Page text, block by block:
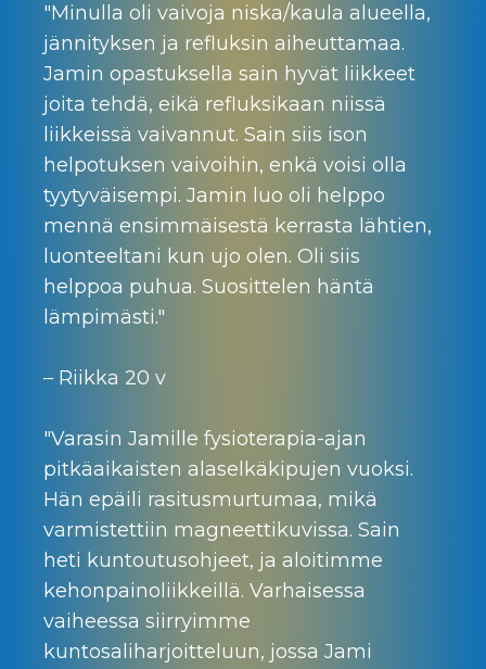
"Minulla oli vaivoja niska/kaula alueella,
jännityksen ja refluksin aiheuttamaa.
Jamin opastuksella sain hyvät liikkeet
joita tehdä, eikä refluksikaan niissä
liikkeissä vaivannut. Sain siis ison
helpotuksen vaivoihin, enkä voisi olla
tyytyväisempi. Jamin luo oli helppo
mennä ensimmäisestä kerrasta lähtien,
luonteeltani kun ujo olen. Oli siis
helppoa puhua. Suosittelen häntä
lämpimästi."
– Riikka 20 v
"Varasin Jamille fysioterapia-ajan
pitkäaikaisten alaselkäkipujen vuoksi.
Hän epäili rasitusmurtumaa, mikä
varmistettiin magneettikuvissa. Sain
heti kuntoutusohjeet, ja aloitimme
kehonpainoliikkeillä. Varhaisessa
vaiheessa siirryimme
kuntosaliharjoitteluun, jossa Jami